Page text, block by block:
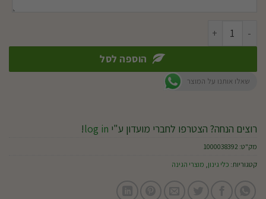
כמות של מזמרה S834
הוספה לסל
שאלו אותנו על המוצר
רוצים הנחה? הצטרפו לחברי מועדון ע"י log in
!
מק"ט:1000038392
קטגוריות: כלי גינון, מוצרי הגינה